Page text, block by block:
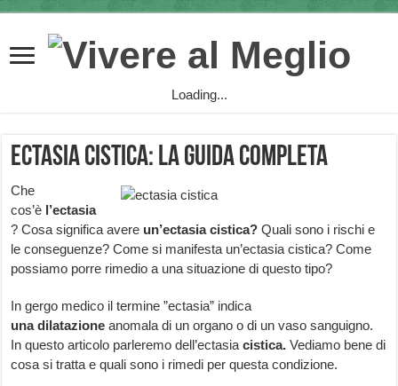
Loading...
Ectasia cistica: la guida completa
Che
cos’è l’ectasia
? Cosa significa avere un’ectasia cistica? Quali sono i rischi e
le conseguenze? Come si manifesta un’ectasia cistica? Come
possiamo porre rimedio a una situazione di questo tipo?
In gergo medico il termine ”ectasia” indica
una dilatazione anomala di un organo o di un vaso sanguigno.
In questo articolo parleremo dell’ectasiacistica.Vediamo bene di
cosa si tratta e quali sono i rimedi per questa condizione.